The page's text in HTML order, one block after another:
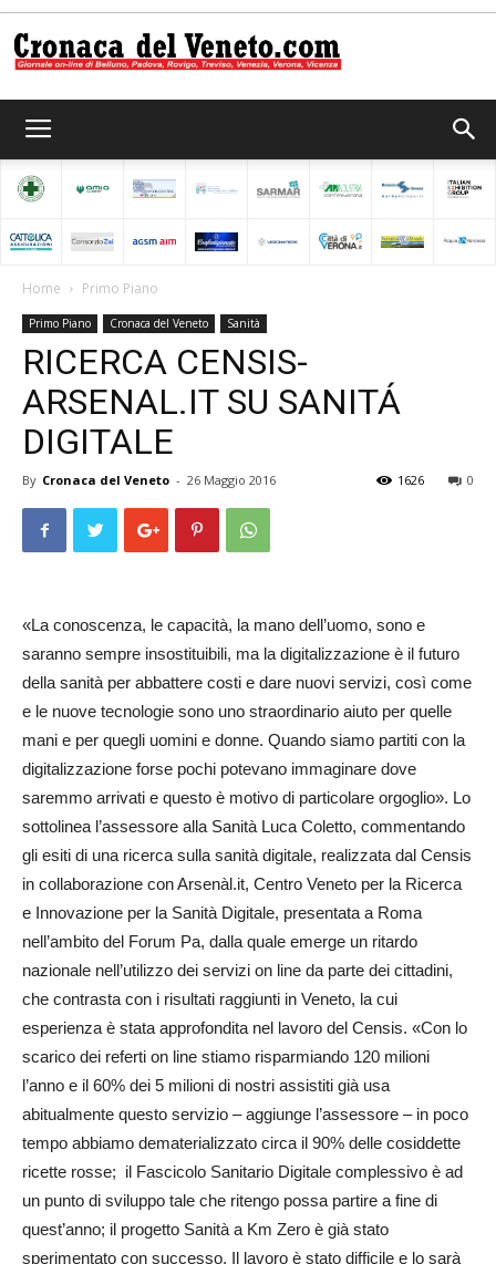
del
Veneto
Home Primo Piano
Primo Piano Cronaca del Veneto Sanità
RICERCA CENSIS-
ARSENAL.IT SU SANITÁ
DIGITALE
By Cronaca del Veneto - 26 Maggio 2016 0
1626
«La conoscenza, le capacità, la mano dell’uomo, sono e
saranno sempre insostituibili, ma la digitalizzazione è il futuro
della sanità per abbattere costi e dare nuovi servizi, così come
e le nuove tecnologie sono uno straordinario aiuto per quelle
mani e per quegli uomini e donne. Quando siamo partiti con la
digitalizzazione forse pochi potevano immaginare dove
saremmo arrivati e questo è motivo di particolare orgoglio». Lo
sottolinea l’assessore alla Sanità Luca Coletto, commentando
gli esiti di una ricerca sulla sanità digitale, realizzata dal Censis
in collaborazione con Arsenàl.it, Centro Veneto per la Ricerca
e Innova­zione per la Sanità Digitale, presentata a Roma
nell’ambito del Forum Pa, dalla quale emerge un ritardo
nazionale nell’utilizzo dei servizi on line da parte dei cittadini,
che contrasta con i risultati raggiunti in Veneto, la cui
esperienza è stata approfondita nel lavoro del Censis. «Con lo
scarico dei referti on line stiamo risparmiando 120 milioni
l’anno e il 60% dei 5 milioni di nostri assistiti già usa
abitualmente questo servizio – aggiunge l’assessore – in poco
tempo abbiamo dematerializzato circa il 90% delle cosiddette
ricette rosse; il Fascicolo Sanitario Digitale complessivo è ad
un punto di sviluppo tale che ritengo possa partire a fine di
quest’anno; il progetto Sanità a Km Zero è già stato
sperimentato con successo. Il lavoro è stato difficile e lo sarà